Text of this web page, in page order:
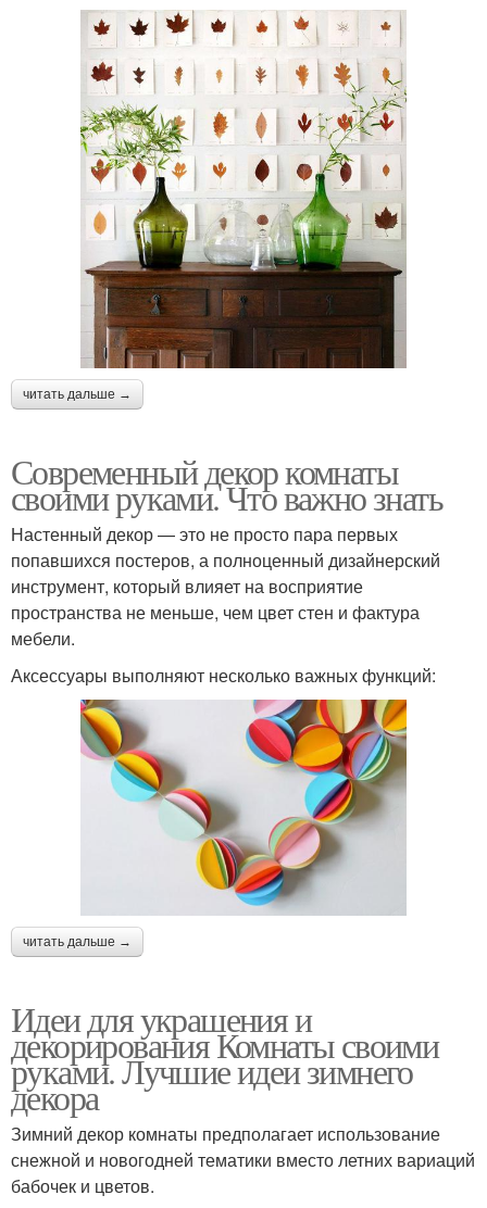
читать дальше →
Современный декор комнаты
своими руками. Что важно знать
Настенный декор — это не просто пара первых
попавшихся постеров, а полноценный дизайнерский
инструмент, который влияет на восприятие
пространства не меньше, чем цвет стен и фактура
мебели.
Аксессуары выполняют несколько важных функций:
читать дальше →
Идеи для украшения и
декорирования Комнаты своими
руками. Лучшие идеи зимнего
декора
Зимний декор комнаты предполагает использование
снежной и новогодней тематики вместо летних вариаций
бабочек и цветов.